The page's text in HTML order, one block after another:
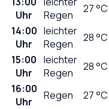
Uhr
Regen
27°C
14:00
Uhr
leichter
Regen
28°C
15:00
Uhr
leichter
Regen
28°C
16:00
Uhr
Regen 27°C